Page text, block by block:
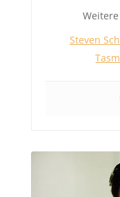
Steven